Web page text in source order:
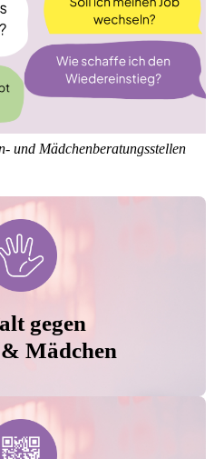
und Mädchenberatungsstellen
gegen
Mädchen